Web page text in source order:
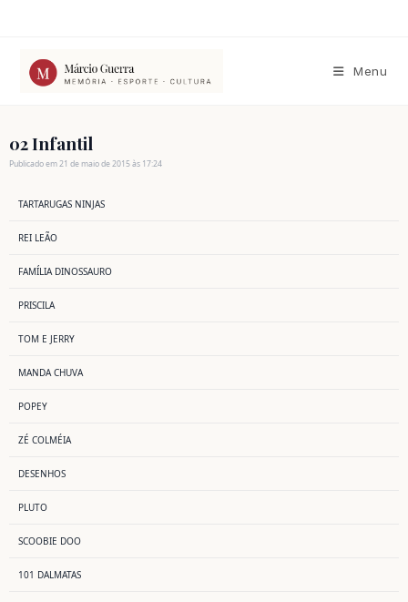
conteúdo
Menu
02 Infantil
Publicado em 21 de maio de 2015 às 17:24
TARTARUGAS NINJAS
REI LEÃO
FAMÍLIA DINOSSAURO
PRISCILA
TOM E JERRY
MANDA CHUVA
POPEY
ZÉ COLMÉIA
DESENHOS
PLUTO
SCOOBIE DOO
101 DALMATAS